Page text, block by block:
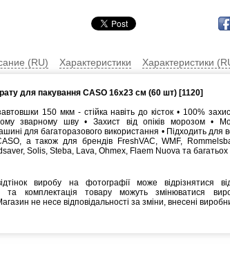
(RU) Характеристики Характеристики
для пакування CASO 16x23 см (60 шт) [1120]
150 мкм - стійка навіть до кісток • 100%
зварному шву • Захист від опіків морозом •
для багаторазового використання • Підходить для
а також для брендів FreshVAC, WMF,
Solis, Steba, Lava, Ohmex, Flaem Nuova та багатьох
виробу на фотографії може відрізнятися
та комплектація товару можуть змінюватися
не несе відповідальності за зміни, внесені